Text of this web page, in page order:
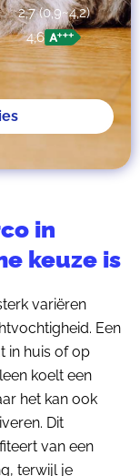
2,7 (0,9~4,2)
4,6
in
keuze is
variëren
Een
in huis of op
koelt een
het kan ook
Dit
van een
terwijl je